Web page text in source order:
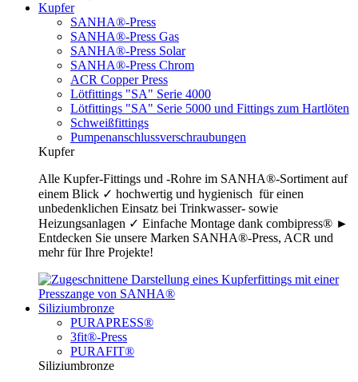
Kupfer
SANHA®-Press
SANHA®-Press Gas
SANHA®-Press Solar
SANHA®-Press Chrom
ACR Copper Press
Lötfittings "SA" Serie 4000
Lötfittings "SA" Serie 5000 und Fittings zum Hartlöten
Schweißfittings
Pumpenanschlussverschraubungen
Kupfer
Alle Kupfer-Fittings und -Rohre im SANHA®-Sortiment auf
einem Blick ✓ hochwertig und hygienisch für einen
unbedenklichen Einsatz bei Trinkwasser- sowie
Heizungsanlagen ✓ Einfache Montage dank combipress® ►
Entdecken Sie unsere Marken SANHA®-Press, ACR und
mehr für Ihre Projekte!
Siliziumbronze
PURAPRESS®
3fit®-Press
PURAFIT®
Siliziumbronze